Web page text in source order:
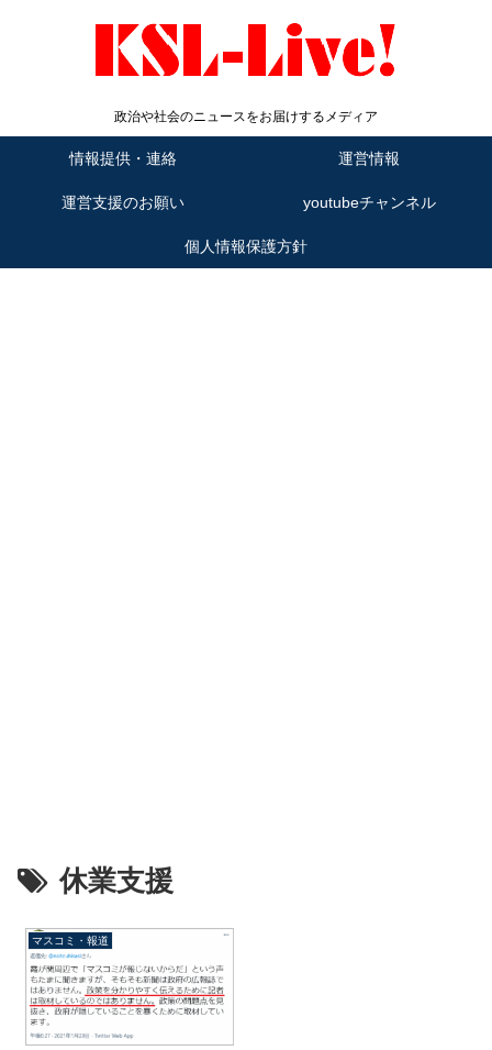
政治や社会のニュースをお届けするメディア
情報提供・連絡 運営情報
運営支援のお願い youtubeチャンネル
個人情報保護方針
休業支援
マスコミ・報道